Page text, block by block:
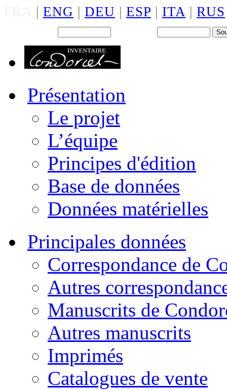
| ENG | DEU | ESP | ITA | RUS
Présentation
Le projet
L’équipe
Principes d'édition
Base de données
Données matérielles
Principales données
Correspondance de
Autres
Manuscrits de
Autres manuscrits
Imprimés
Catalogues de vente